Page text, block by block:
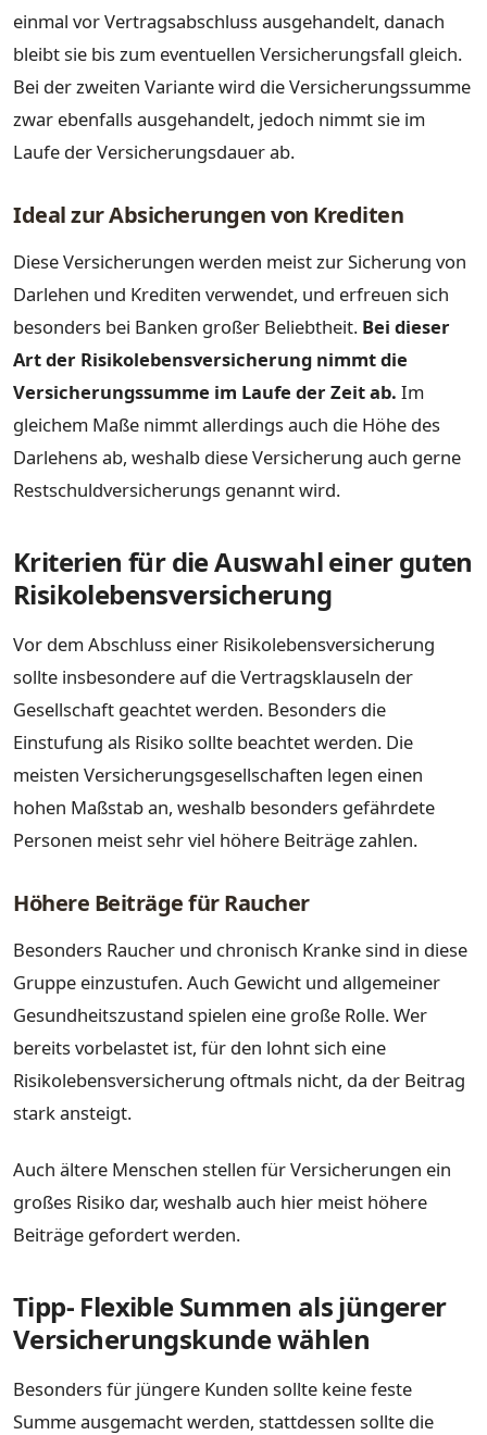
einmal vor Vertragsabschluss ausgehandelt, danach
bleibt sie bis zum eventuellen Versicherungsfall gleich.
Bei der zweiten Variante wird die Versicherungssumme
zwar ebenfalls ausgehandelt, jedoch nimmt sie im
Laufe der Versicherungsdauer ab.
Ideal zur Absicherungen von Krediten
Diese Versicherungen werden meist zur Sicherung von
Darlehen und Krediten verwendet, und erfreuen sich
besonders bei Banken großer Beliebtheit. Bei dieser
Art der Risikolebensversicherung nimmt die
Versicherungssumme im Laufe der Zeit ab. Im
gleichem Maße nimmt allerdings auch die Höhe des
Darlehens ab, weshalb diese Versicherung auch gerne
Restschuldversicherungs genannt wird.
Kriterien für die Auswahl einer guten
Risikolebensversicherung
Vor dem Abschluss einer Risikolebensversicherung
sollte insbesondere auf die Vertragsklauseln der
Gesellschaft geachtet werden. Besonders die
Einstufung als Risiko sollte beachtet werden. Die
meisten Versicherungsgesellschaften legen einen
hohen Maßstab an, weshalb besonders gefährdete
Personen meist sehr viel höhere Beiträge zahlen.
Höhere Beiträge für Raucher
Besonders Raucher und chronisch Kranke sind in diese
Gruppe einzustufen. Auch Gewicht und allgemeiner
Gesundheitszustand spielen eine große Rolle. Wer
bereits vorbelastet ist, für den lohnt sich eine
Risikolebensversicherung oftmals nicht, da der Beitrag
stark ansteigt.
Auch ältere Menschen stellen für Versicherungen ein
großes Risiko dar, weshalb auch hier meist höhere
Beiträge gefordert werden.
Tipp- Flexible Summen als jüngerer
Versicherungskunde wählen
Besonders für jüngere Kunden sollte keine feste
Summe ausgemacht werden, stattdessen sollte die